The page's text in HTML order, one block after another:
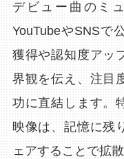
デビュー曲のミ
YouTubeやSNSで
獲得や認知度アッ
界観を伝え、注目
功に直結します。
映像は、記憶に残
ェアすることで拡